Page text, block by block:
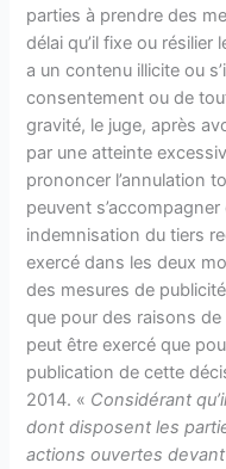
parties à prendre des
délai qu’il fixe ou
a un contenu illicite ou
consentement ou de
gravité, le juge, après
par une atteinte
prononcer l’annulation
peuvent
indemnisation du tiers
exercé dans les deux
des mesures de
que pour des raisons
peut être exercé que
publication de cette
2014. « Considérant
dont disposent les
actions ouvertes